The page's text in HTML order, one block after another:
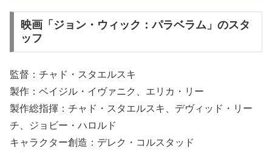
映画「ジョン・ウィック：パラベラム」のスタ
ッフ
監督：チャド・スタエルスキ
製作：ベイジル・イヴァニク、エリカ・リー
製作総指揮：チャド・スタエルスキ、デヴィッド・リー
チ、ジョビー・ハロルド
キャラクター創造：デレク・コルスタッド